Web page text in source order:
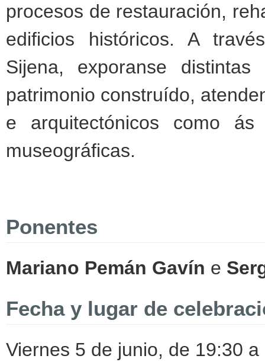
procesos de restauración,
edificios históricos. A
Sijena, exporanse
patrimonio construído,
e arquitectónicos como ás
museográficas.
Ponentes
Mariano Pemán Gavín e
Fecha y lugar de
Viernes 5 de junio, de 19:30 a